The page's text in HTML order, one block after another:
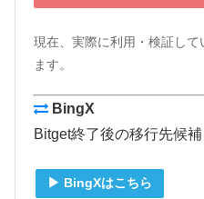
現在、実際に利用・検証し
ます。
BingX
Bitget終了後の移行先候
▶ BingXはこちら